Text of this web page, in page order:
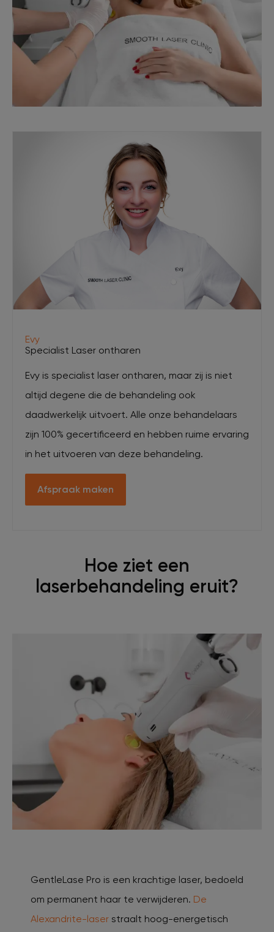
Evy
Specialist Laser ontharen
Evy is specialist laser ontharen, maar zij is niet
altijd degene die de behandeling ook
daadwerkelijk uitvoert. Alle onze behandelaars
zijn 100% gecertificeerd en hebben ruime ervaring
in het uitvoeren van deze behandeling.
Afspraak maken
Hoe ziet een
laserbehandeling eruit?
GentleLase Pro is een krachtige laser, bedoeld
om permanent haar te verwijderen. De
Alexandrite-laser straalt hoog-energetisch